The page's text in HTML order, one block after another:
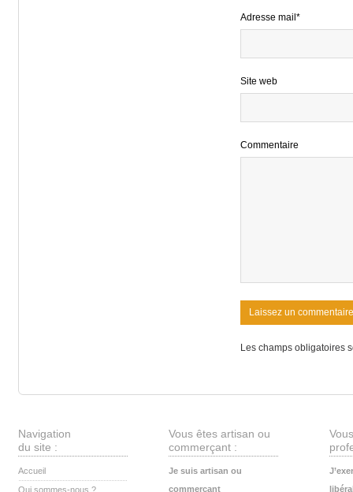
Adresse mail*
Site web
Commentaire
Les champs obligatoires
Navigation
du site :
Accueil
Qui sommes-nous ?
Vous êtes artisan ou
commerçant :
Je suis artisan ou
commerçant